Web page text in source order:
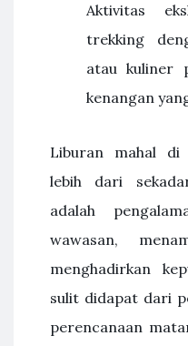
Aktivitas
trekking
atau kuliner
kenangan
Liburan mahal di
lebih dari
adalah
wawasan,
menghadirkan
sulit didapat dari
perencanaan